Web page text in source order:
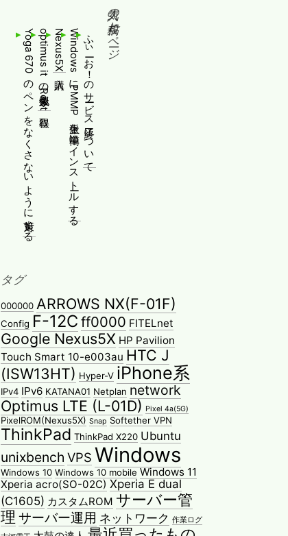
人気の投稿とページ
ふぃーお！のサービス終了について
WindowsにPMMP派生を簡単にインストールする
Nexus5X購入
optimus itの擬似永久Root取得
Yoga 670のペンをなくさないように対策する
タグ
000000 ARROWS NX(F-01F)
Config F-12C ff0000 FITELnet
Google Nexus5X HP Pavilion
Touch Smart 10-e003au HTC J
(ISW13HT) Hyper-V iPhone系
IPv4 IPv6 KATANA01 Netplan network
Optimus LTE (L-01D) Pixel 4a(5G)
PixelROM(Nexus5X) Snap Softether VPN
ThinkPad ThinkPad X220 Ubuntu
unixbench VPS Windows
Windows 10 Windows 10 mobile Windows 11
Xperia acro(SO-02C) Xperia E dual
(C1605) カスタムROM サーバー管
理 サーバー運用 ネットワーク 作業ログ